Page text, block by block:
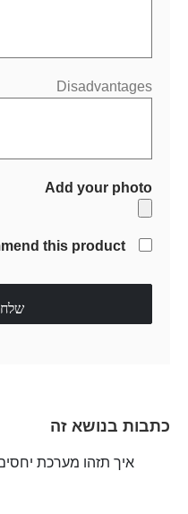
Disadvantages
Add your photo
this product
כתבות בנושא זה
איך תזהו מערכת